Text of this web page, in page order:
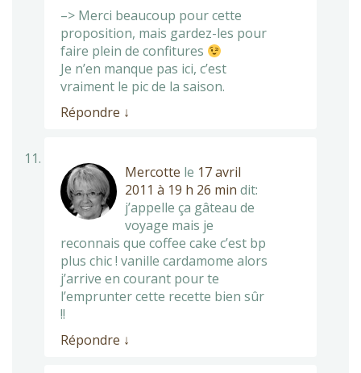
–> Merci beaucoup pour cette
proposition, mais gardez-les pour
faire plein de confitures
Je n’en manque pas ici, c’est
vraiment le pic de la saison.
Répondre ↓
Mercotte le 17 avril
2011 à 19 h 26 min dit:
j’appelle ça gâteau de
voyage mais je
reconnais que coffee cake c’est bp
plus chic ! vanille cardamome alors
j’arrive en courant pour te
l’emprunter cette recette bien sûr
!!
Répondre ↓